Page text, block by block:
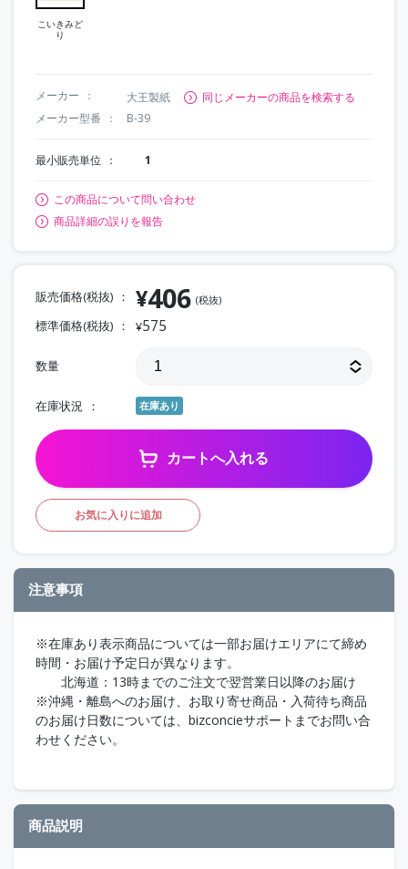
こいきみど
り
メーカー 大王製紙
同じメーカーの商品を検索する
メーカー型番
B-39
最小販売単位 1
この商品について問い合わせ
商品詳細の誤りを報告
販売価格(税抜) ¥406 (税抜)
標準価格(税抜) ¥575
数量
在庫状況 在庫あり
カートへ入れる
お気に入りに追加
注意事項
※在庫あり表示商品については一部お届けエリアにて締め
時間・お届け予定日が異なります。
北海道：13時までのご注文で翌営業日以降のお届け
※沖縄・離島へのお届け、お取り寄せ商品・入荷待ち商品
のお届け日数については、bizconcieサポートまでお問い合
わせください。
商品説明